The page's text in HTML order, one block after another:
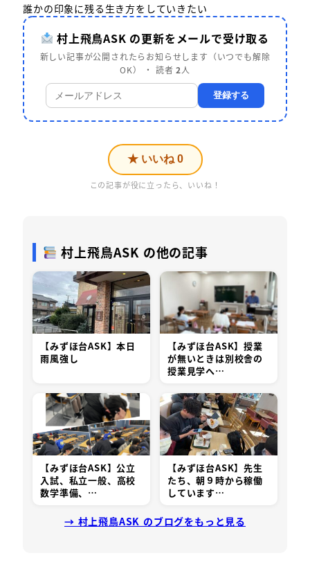
誰かの印象に残る生き方をしていきたい
村上飛鳥ASK の更新をメールで受け取る
新しい記事が公開されたらお知らせします（いつでも解除
OK） ・ 読者2人
登録する
★ いいね 0
この記事が役に立ったら、いいね！
村上飛鳥ASK の他の記事
【みずほ台ASK】本日
雨風強し
【みずほ台ASK】授業
が無いときは別校舎の
授業見学へ…
【みずほ台ASK】公立
入試、私立一般、高校
数学準備、…
【みずほ台ASK】先生
たち、朝９時から稼働
しています…
→ 村上飛鳥ASK のブログをもっと見る